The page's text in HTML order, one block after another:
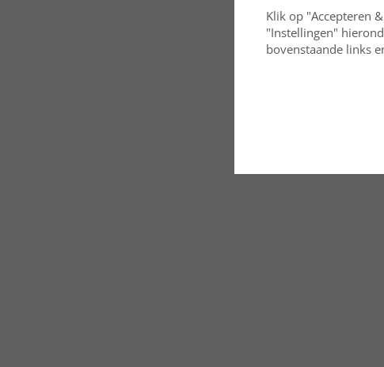
Klik op "Accepteren
"Instellingen"
bovenstaande links